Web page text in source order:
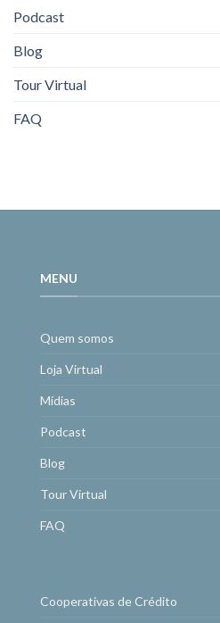
Podcast
Blog
Tour Virtual
FAQ
MENU
Quem somos
Loja Virtual
Mídias
Podcast
Blog
Tour Virtual
FAQ
Cooperativas de Crédito